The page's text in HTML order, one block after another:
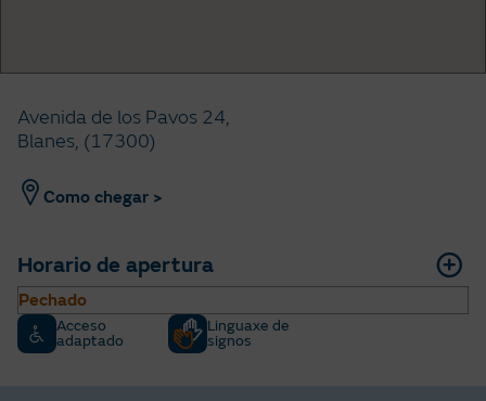
Avenida de los Pavos 24,
Blanes, (17300)
Como chegar >
Horario de apertura
Pechado
Acceso
adaptado
Linguaxe de
signos